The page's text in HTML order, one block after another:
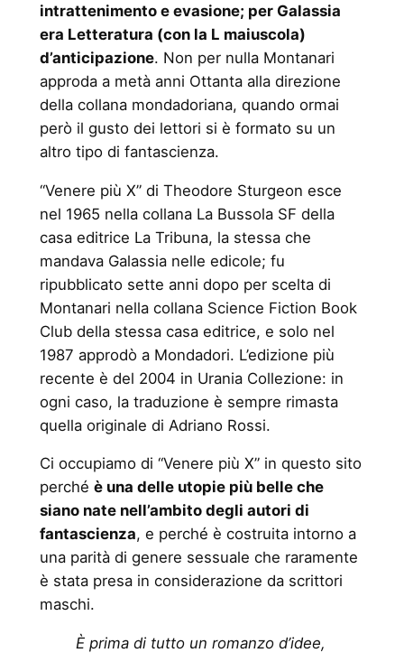
intrattenimento e evasione; per Galassia
era Letteratura (con la L maiuscola)
d’anticipazione. Non per nulla Montanari
approda a metà anni Ottanta alla direzione
della collana mondadoriana, quando ormai
però il gusto dei lettori si è formato su un
altro tipo di fantascienza.
“Venere più X” di Theodore Sturgeon esce
nel 1965 nella collana La Bussola SF della
casa editrice La Tribuna, la stessa che
mandava Galassia nelle edicole; fu
ripubblicato sette anni dopo per scelta di
Montanari nella collana Science Fiction Book
Club della stessa casa editrice, e solo nel
1987 approdò a Mondadori. L’edizione più
recente è del 2004 in Urania Collezione: in
ogni caso, la traduzione è sempre rimasta
quella originale di Adriano Rossi.
Ci occupiamo di “Venere più X” in questo sito
perché è una delle utopie più belle che
siano nate nell’ambito degli autori di
fantascienza, e perché è costruita intorno a
una parità di genere sessuale che raramente
è stata presa in considerazione da scrittori
maschi.
È prima di tutto un romanzo d’idee,